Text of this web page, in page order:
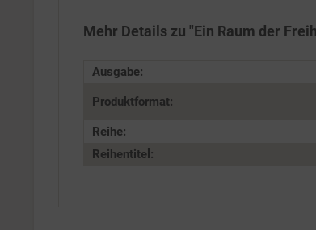
Mehr Details zu "Ein Raum der
Ausgabe:
Produktformat:
Reihe:
Reihentitel: